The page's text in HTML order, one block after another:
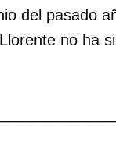
del pasado
no ha